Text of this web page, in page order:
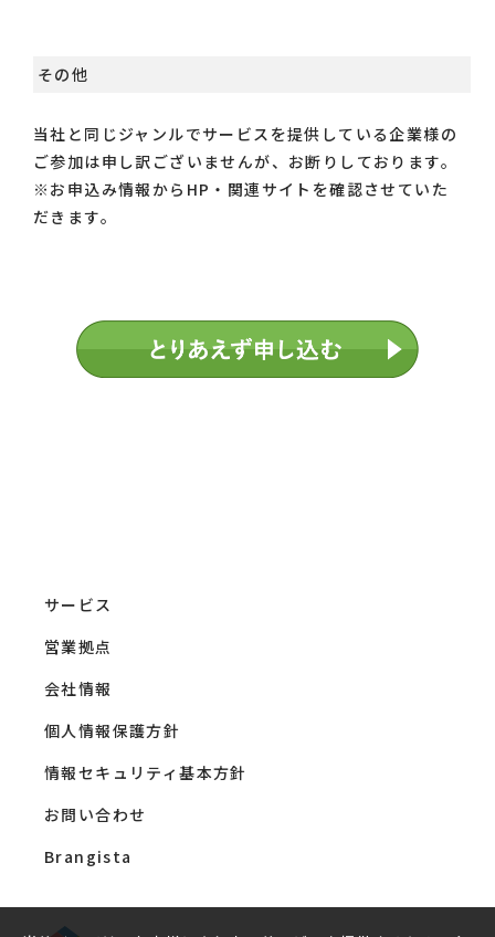
その他
当社と同じジャンルでサービスを提供している企業様の
ご参加は申し訳ございませんが、お断りしております。
※お申込み情報からHP・関連サイトを確認させていた
だきます。
サービス
営業拠点
会社情報
個人情報保護方針
情報セキュリティ基本方針
お問い合わせ
Brangista